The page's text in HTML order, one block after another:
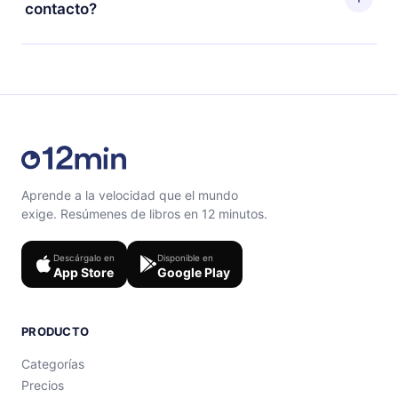
con un cuestionario de preguntas para ayudarte a fijar
contacto?
Siéntete libre de contactarnos ensupport@12min.com.
Aprende a la velocidad que el mundo
exige. Resúmenes de libros en 12 minutos.
Descárgalo en
App Store
Disponible en
Google Play
PRODUCTO
Categorías
Precios